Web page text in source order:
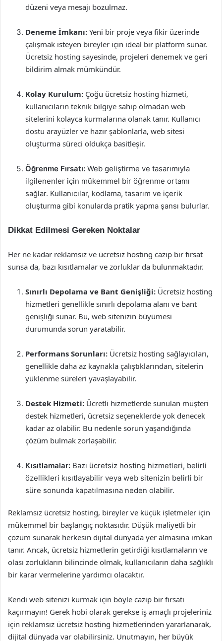
düzeni veya mesajı bozulmaz.
Deneme İmkanı: Yeni bir proje veya fikir üzerinde
çalışmak isteyen bireyler için ideal bir platform sunar.
Ücretsiz hosting sayesinde, projeleri denemek ve geri
bildirim almak mümkündür.
Kolay Kurulum: Çoğu ücretsiz hosting hizmeti,
kullanıcıların teknik bilgiye sahip olmadan web
sitelerini kolayca kurmalarına olanak tanır. Kullanıcı
dostu arayüzler ve hazır şablonlarla, web sitesi
oluşturma süreci oldukça basitleşir.
Öğrenme Fırsatı: Web geliştirme ve tasarımıyla
ilgilenenler için mükemmel bir öğrenme ortamı
sağlar. Kullanıcılar, kodlama, tasarım ve içerik
oluşturma gibi konularda pratik yapma şansı bulurlar.
Dikkat Edilmesi Gereken Noktalar
Her ne kadar reklamsız ve ücretsiz hosting cazip bir fırsat
sunsa da, bazı kısıtlamalar ve zorluklar da bulunmaktadır.
Sınırlı Depolama ve Bant Genişliği: Ücretsiz hosting
hizmetleri genellikle sınırlı depolama alanı ve bant
genişliği sunar. Bu, web sitenizin büyümesi
durumunda sorun yaratabilir.
Performans Sorunları: Ücretsiz hosting sağlayıcıları,
genellikle daha az kaynakla çalıştıklarından, sitelerin
yüklenme süreleri yavaşlayabilir.
Destek Hizmeti: Ücretli hizmetlerde sunulan müşteri
destek hizmetleri, ücretsiz seçeneklerde yok denecek
kadar az olabilir. Bu nedenle sorun yaşandığında
çözüm bulmak zorlaşabilir.
Kısıtlamalar: Bazı ücretsiz hosting hizmetleri, belirli
özellikleri kısıtlayabilir veya web sitenizin belirli bir
süre sonunda kapatılmasına neden olabilir.
Reklamsız ücretsiz hosting, bireyler ve küçük işletmeler için
mükemmel bir başlangıç noktasıdır. Düşük maliyetli bir
çözüm sunarak herkesin dijital dünyada yer almasına imkan
tanır. Ancak, ücretsiz hizmetlerin getirdiği kısıtlamaların ve
olası zorlukların bilincinde olmak, kullanıcıların daha sağlıklı
bir karar vermelerine yardımcı olacaktır.
Kendi web sitenizi kurmak için böyle cazip bir fırsatı
kaçırmayın! Gerek hobi olarak gerekse iş amaçlı projeleriniz
için reklamsız ücretsiz hosting hizmetlerinden yararlanarak,
dijital dünyada var olabilirsiniz. Unutmayın, her büyük